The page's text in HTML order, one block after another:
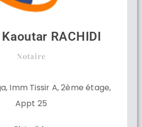
RACHIDI
Notaire
Imm Tissir A, 2ème étage,
Appt 25